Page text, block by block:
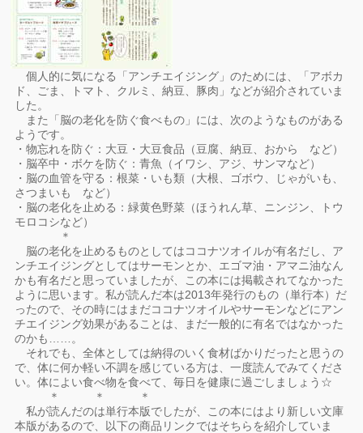
個人的に気になる「アンチエイジング」のためには、「アボカ
ド、ごま、トマト、クルミ、納豆、豚肉」などが紹介されていま
した。
また「脳の老化を防ぐ食べもの」には、次のようなものがある
ようです。
・物忘れを防ぐ：大豆・大豆食品（豆腐、納豆、おから など）
・脳卒中・ボケを防ぐ：青魚（イワシ、アジ、サンマなど）
・脳の血管を守る：根菜・いも類（大根、ゴボウ、じゃがいも、
さつまいも など）
・脳の老化を止める：緑黄色野菜（ほうれん草、ニンジン、トウ
モロコシなど）
＊
脳の老化を止めるものとしてはココナツオイルが有名だし、ア
ンチエイジングとしてはサーモンとか、エゴマ油・アマニ油なん
かも有名だと思っていましたが、この本には掲載されてなかった
ように思います。私が読んだ本は2013年発行のもの（単行本）だ
ったので、その時にはまだココナツオイルやサーモンなどにアン
チエイジング効果があることは、まだ一般的に有名ではなかった
のかも……。
それでも、全体としては納得のいく食材ばかりだったと思うの
で、体に何か軽い不調を感じている方は、一度読んでみてくださ
い。体によい食べ物を食べて、毎日を健康に過ごしましょう☆
＊ ＊ ＊
私が読んだのは単行本版でしたが、この本にはより新しい文庫
本版があるので、以下の商品リンクではそちらを紹介していま